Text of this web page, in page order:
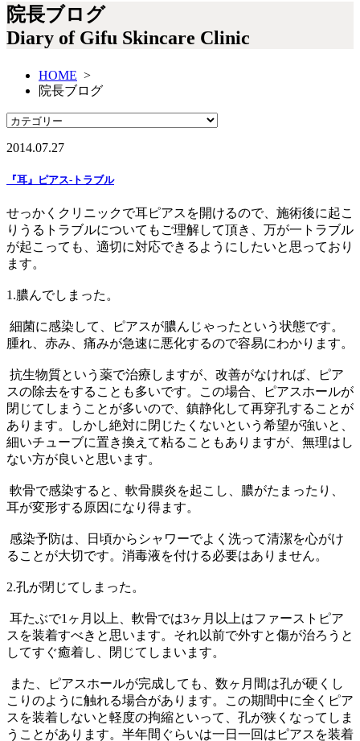
院長ブログ
Diary of Gifu Skincare Clinic
HOME >
院長ブログ
2014.07.27
『耳』ピアス-トラブル
せっかくクリニックで耳ピアスを開けるので、施術後に起こ
りうるトラブルについてもご理解して頂き、万が一トラブル
が起こっても、適切に対応できるようにしたいと思っており
ます。
1.膿んでしまった。
細菌に感染して、ピアスが膿んじゃったという状態です。
腫れ、赤み、痛みが急速に悪化するので容易にわかります。
抗生物質という薬で治療しますが、改善がなければ、ピア
スの除去をすることも多いです。この場合、ピアスホールが
閉じてしまうことが多いので、鎮静化して再穿孔することが
あります。しかし絶対に閉じたくないという希望が強いと、
細いチューブに置き換えて粘ることもありますが、無理はし
ない方が良いと思います。
軟骨で感染すると、軟骨膜炎を起こし、膿がたまったり、
耳が変形する原因になり得ます。
感染予防は、日頃からシャワーでよく洗って清潔を心がけ
ることが大切です。消毒液を付ける必要はありません。
2.孔が閉じてしまった。
耳たぶで1ヶ月以上、軟骨では3ヶ月以上はファーストピア
スを装着すべきと思います。それ以前で外すと傷が治ろうと
してすぐ癒着し、閉じてしまいます。
また、ピアスホールが完成しても、数ヶ月間は孔が硬くし
こりのように触れる場合があります。この期間中に全くピア
スを装着しないと軽度の拘縮といって、孔が狭くなってしま
うことがあります。半年間ぐらいは一日一回はピアスを装着